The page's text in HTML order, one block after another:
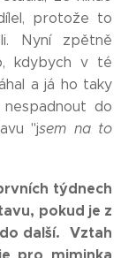
protože to
Nyní zpětně
kdybych v té
a já ho taky
do
"jsem na to
týdnech
pokud je z
další. Vztah